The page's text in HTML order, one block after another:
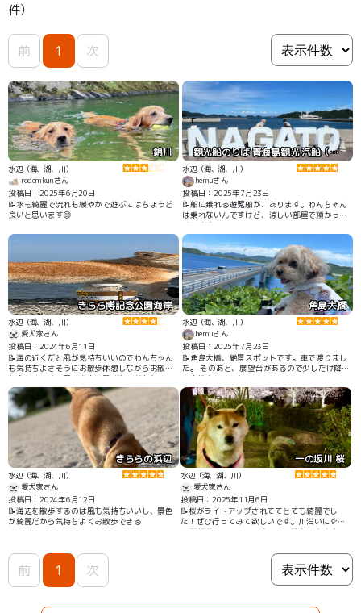
件）
前 1 次
錦川
水辺（海、湖、川）
rodemkunさん
投稿日：2025年6月20日
📝水も綺麗で流れも緩やかで遊ぶにはちょうど
良いと思います😊
観光船のりば 青海島観光 汽船（株）
水辺（海、湖、川）
hemuさん
投稿日：2025年7月23日
📝船に乗れる遊覧船が、あります。わんちゃん
は乗れないんですけど、涼しい部屋で預かって
くれます。
きらら博記念公園海岸
水辺（海、湖、川）
愛犬家さん
投稿日：2024年6月11日
📝海の近くだと風が気持ちいいのでわんちゃん
も気持ちよさそうにお散歩休憩しながらお散歩
を楽しめます。夏の街中は暑くなりがちなので
海でのお散歩がおすすめ
角島大橋
水辺（海、湖、川）
hemuさん
投稿日：2025年7月23日
📝角島大橋、絶景スポットです。車で渡りまし
た。 そのあと、展望台があるので少しだけ降り
てお散歩しました。
きららの浜辺
水辺（海、湖、川）
愛犬家さん
投稿日：2024年6月12日
📝海辺を散歩するのは風も気持ちいいし、景色
が綺麗だから気持ちよくお散歩できる
一の坂川 桜
水辺（海、湖、川）
愛犬家さん
投稿日：2025年11月6日
📝桜がライトアップされててとても綺麗でし
た！ぜひ行ってみて欲しいです。川沿いにずっ
と桜が咲いているのでぐるっと散歩できます。
前 1 次